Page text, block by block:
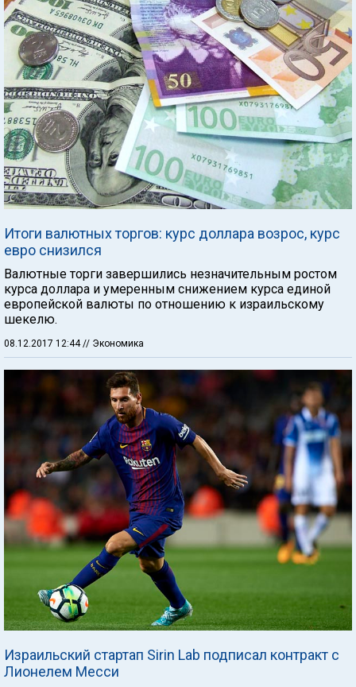
Итоги валютных торгов: курс доллара возрос, курс
евро снизился
Валютные торги завершились незначительным ростом
курса доллара и умеренным снижением курса единой
европейской валюты по отношению к израильскому
шекелю.
08.12.2017 12:44 // Экономика
Израильский стартап Sirin Lab подписал контракт с
Лионелем Месси